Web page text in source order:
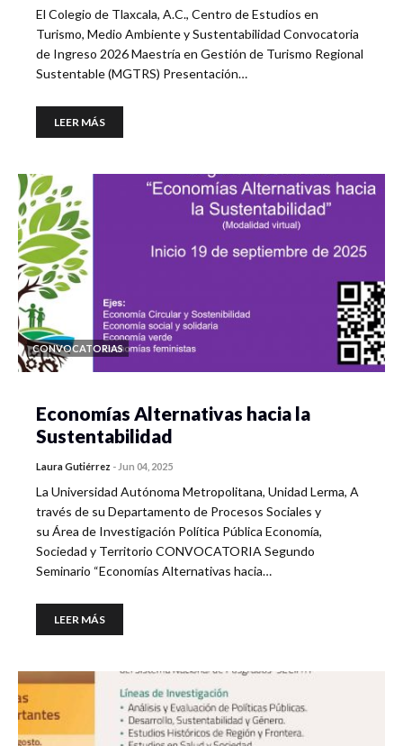
El Colegio de Tlaxcala, A.C., Centro de Estudios en
Turismo, Medio Ambiente y Sustentabilidad Convocatoria
de Ingreso 2026 Maestría en Gestión de Turismo Regional
Sustentable (MGTRS) Presentación…
LEER MÁS
CONVOCATORIAS
Economías Alternativas hacia la
Sustentabilidad
Laura Gutiérrez - Jun 04, 2025
La Universidad Autónoma Metropolitana, Unidad Lerma, A
través de su Departamento de Procesos Sociales y
su Área de Investigación Política Pública Economía,
Sociedad y Territorio CONVOCATORIA Segundo
Seminario “Economías Alternativas hacia…
LEER MÁS